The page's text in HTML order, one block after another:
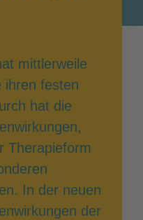
mittlerweile
ihren festen
hat die
Therapieform
In der neuen
der